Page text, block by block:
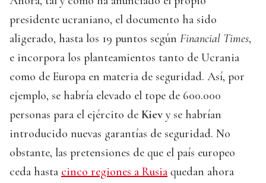
presidente ucraniano, el documento ha sido
aligerado, hasta los 19 puntos según Financial Times,
e incorpora los planteamientos tanto de Ucrania
como de Europa en materia de seguridad. Así, por
ejemplo, se habría elevado el tope de 600.000
personas para el ejército de Kiev y se habrían
introducido nuevas garantías de seguridad. No
obstante, las pretensiones de que el país europeo
ceda hasta cinco regiones a Rusia quedan ahora